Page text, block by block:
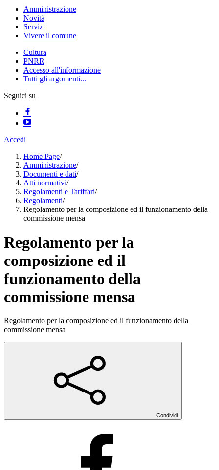
Amministrazione
Novità
Servizi
Vivere il comune
Cultura
PNRR
Accesso all'informazione
Tutti gli argomenti...
Seguici su
Accedi
Home Page/
Amministrazione/
Documenti e dati/
Atti normativi/
Regolamenti e Tariffari/
Regolamenti/
Regolamento per la composizione ed il funzionamento della
commissione mensa
Regolamento per la
composizione ed il
funzionamento della
commissione mensa
Regolamento per la composizione ed il funzionamento della
commissione mensa
Condividi